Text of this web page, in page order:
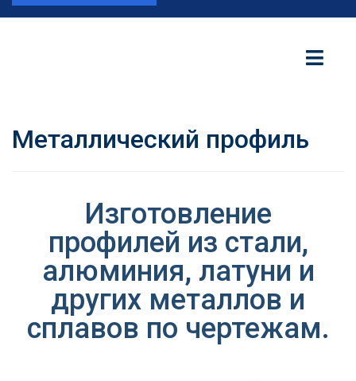
Металлический профиль
Изготовление
профилей из стали,
алюминия, латуни и
других металлов и
сплавов по чертежам.